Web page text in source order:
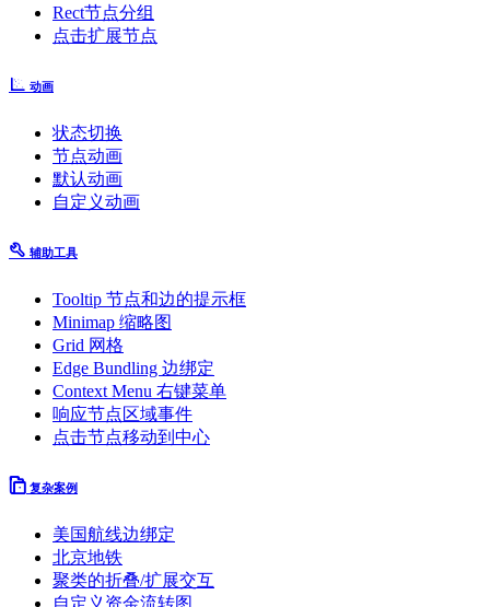
Rect节点分组
点击扩展节点
动画
状态切换
节点动画
默认动画
自定义动画
辅助工具
Tooltip 节点和边的提示框
Minimap 缩略图
Grid 网格
Edge Bundling 边绑定
Context Menu 右键菜单
响应节点区域事件
点击节点移动到中心
复杂案例
美国航线边绑定
北京地铁
聚类的折叠/扩展交互
自定义资金流转图